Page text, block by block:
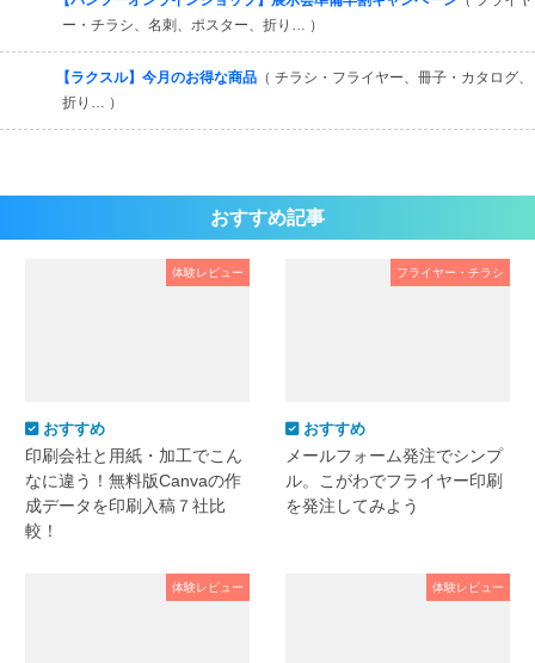
ー・チラシ、名刺、ポスター、折り… ）
【ラクスル】今月のお得な商品 （ チラシ・フライヤー、冊子・カタログ、
折り… ）
おすすめ記事
体験レビュー
おすすめ
印刷会社と用紙・加工でこん
なに違う！無料版Canvaの作
成データを印刷入稿７社比
較！
フライヤー・チラシ
おすすめ
メールフォーム発注でシンプ
ル。こがわでフライヤー印刷
を発注してみよう
体験レビュー 体験レビュー